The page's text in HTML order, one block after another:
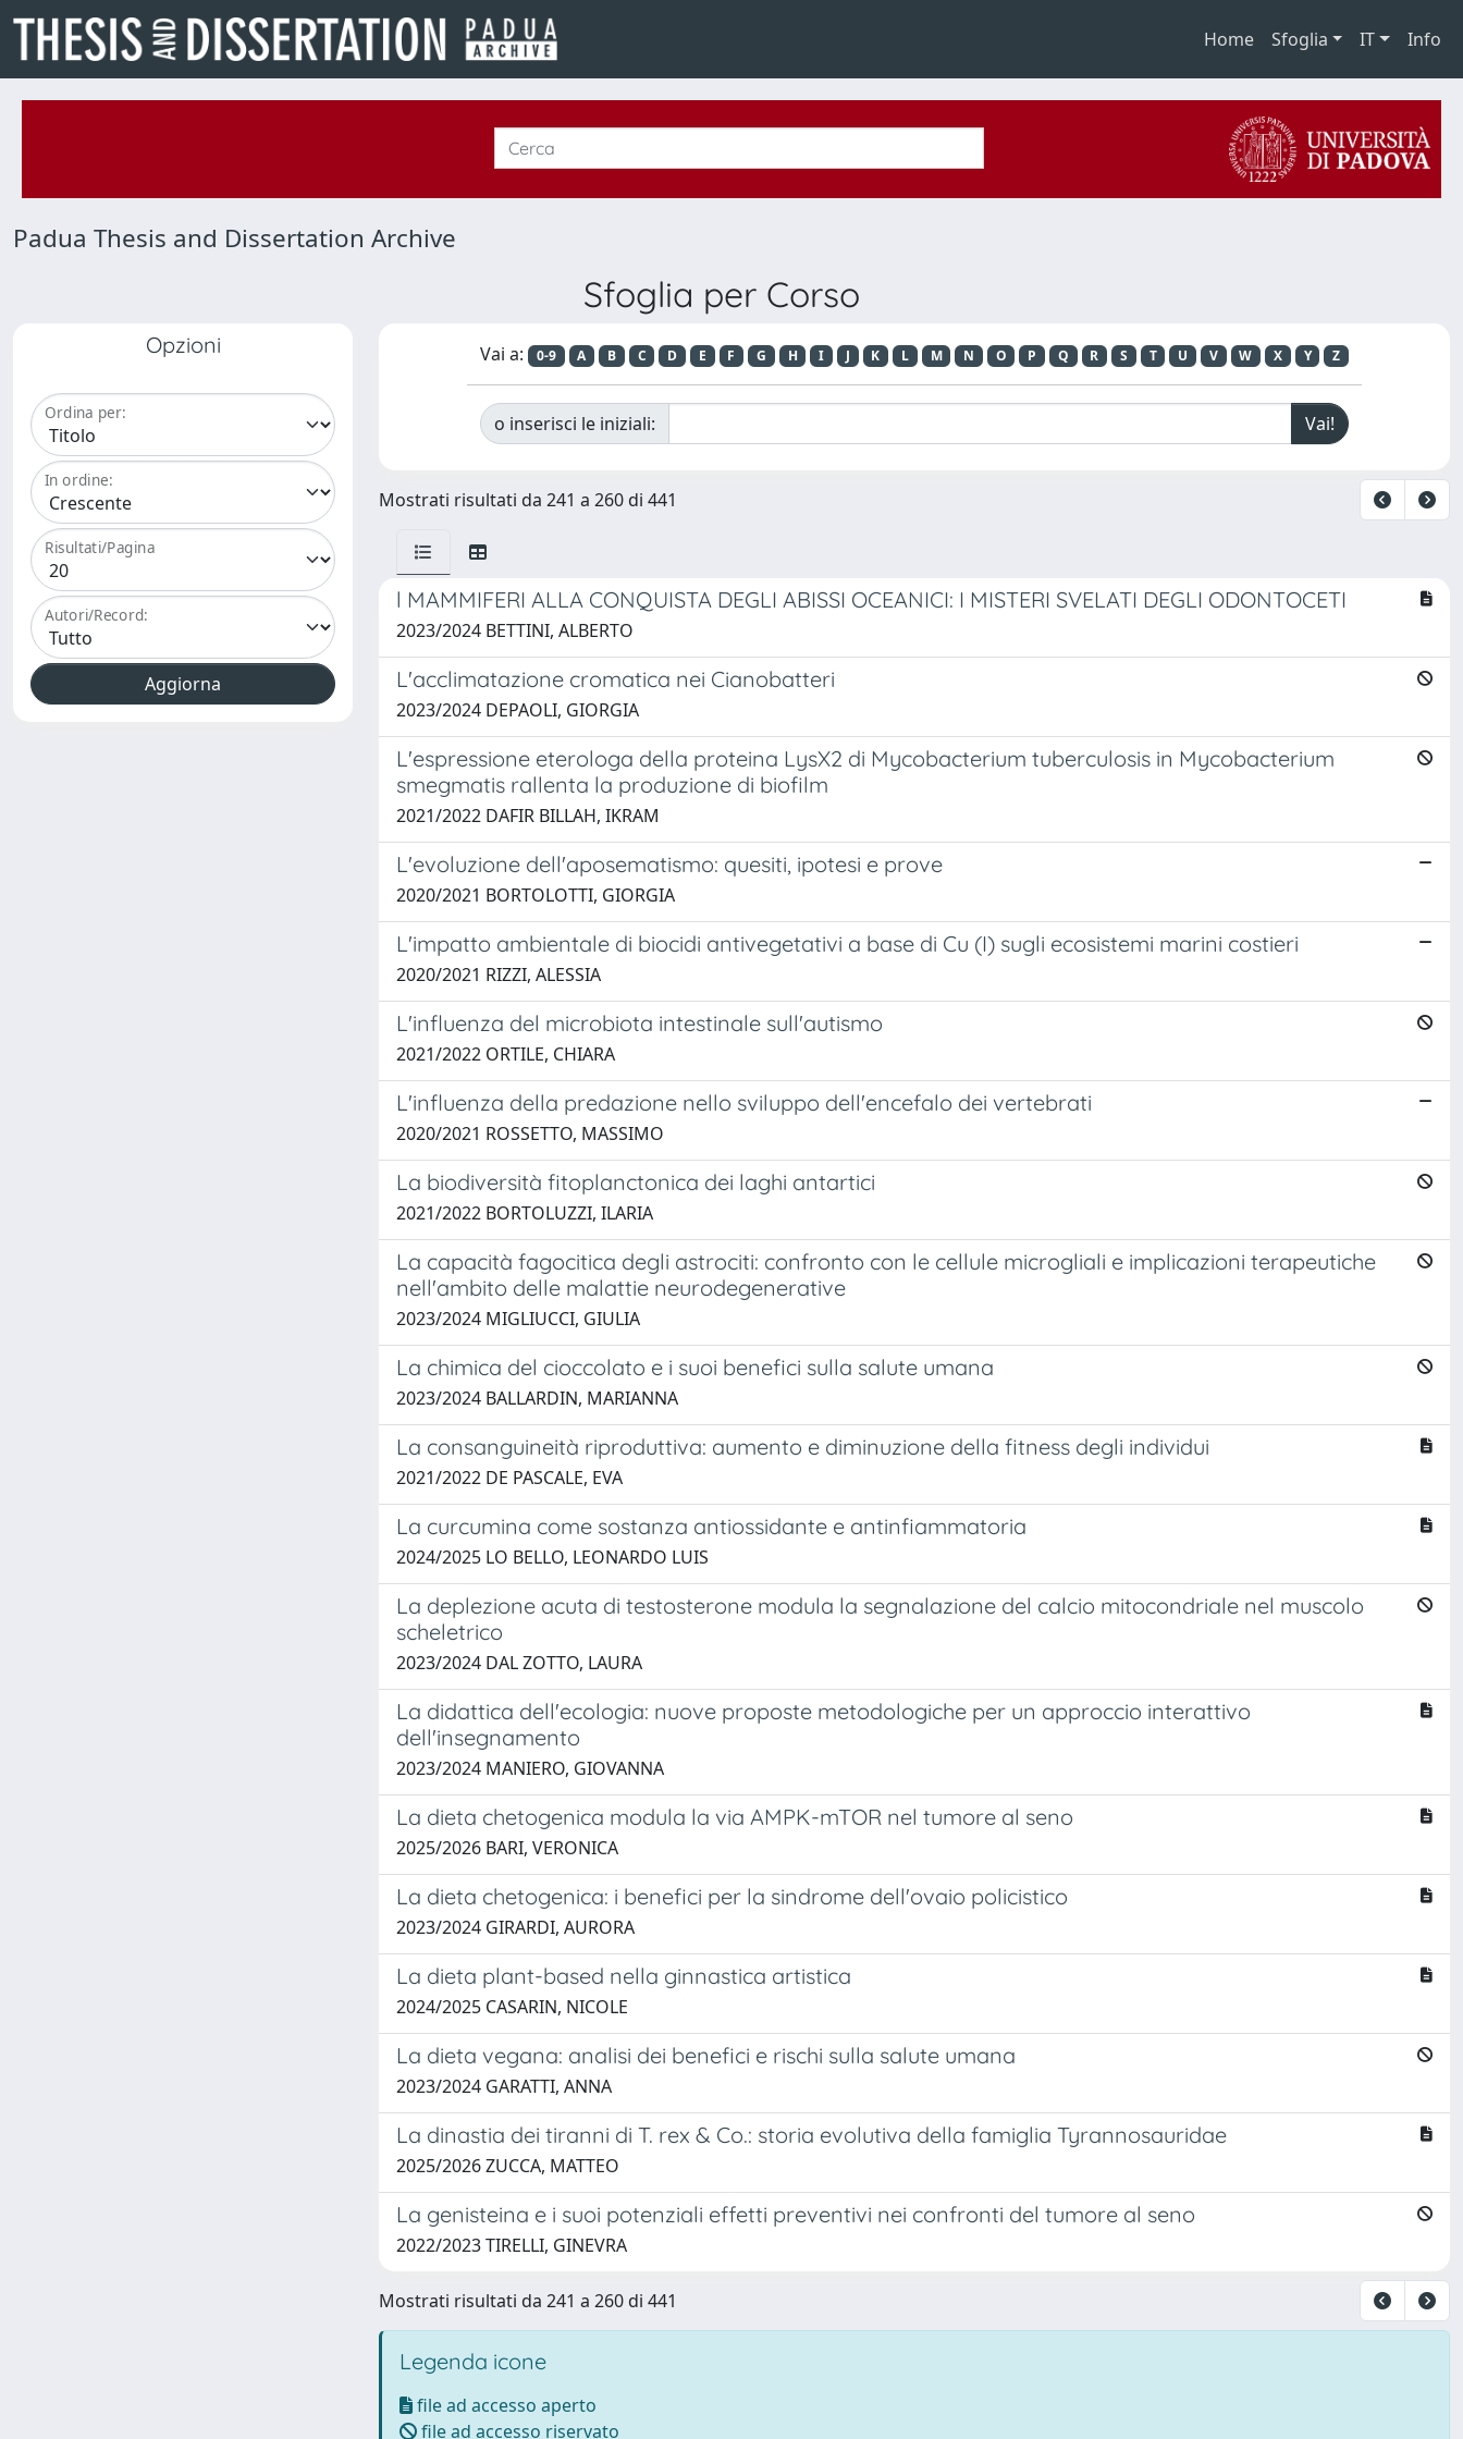
Home Sfoglia IT Info
Padua Thesis and Dissertation Archive
Sfoglia per Corso
Opzioni
Ordina per:
In ordine:
Risultati/Pagina
Autori/Record:
Vai a: 0-9 A B C D E F G H I J K L M N O P Q R S T U V W X Y Z
o inserisci le iniziali:
Mostrati risultati da 241 a 260 di 441
l MAMMIFERI ALLA CONQUISTA DEGLI ABISSI OCEANICI: I MISTERI SVELATI DEGLI ODONTOCETI
2023/2024 BETTINI, ALBERTO
L'acclimatazione cromatica nei Cianobatteri
2023/2024 DEPAOLI, GIORGIA
L'espressione eterologa della proteina LysX2 di Mycobacterium tuberculosis in Mycobacterium
smegmatis rallenta la produzione di biofilm
2021/2022 DAFIR BILLAH, IKRAM
L'evoluzione dell'aposematismo: quesiti, ipotesi e prove
2020/2021 BORTOLOTTI, GIORGIA
L'impatto ambientale di biocidi antivegetativi a base di Cu (I) sugli ecosistemi marini costieri
2020/2021 RIZZI, ALESSIA
L'influenza del microbiota intestinale sull'autismo
2021/2022 ORTILE, CHIARA
L'influenza della predazione nello sviluppo dell'encefalo dei vertebrati
2020/2021 ROSSETTO, MASSIMO
La biodiversità fitoplanctonica dei laghi antartici
2021/2022 BORTOLUZZI, ILARIA
La capacità fagocitica degli astrociti: confronto con le cellule microgliali e implicazioni terapeutiche
nell'ambito delle malattie neurodegenerative
2023/2024 MIGLIUCCI, GIULIA
La chimica del cioccolato e i suoi benefici sulla salute umana
2023/2024 BALLARDIN, MARIANNA
La consanguineità riproduttiva: aumento e diminuzione della fitness degli individui
2021/2022 DE PASCALE, EVA
La curcumina come sostanza antiossidante e antinfiammatoria
2024/2025 LO BELLO, LEONARDO LUIS
La deplezione acuta di testosterone modula la segnalazione del calcio mitocondriale nel muscolo
scheletrico
2023/2024 DAL ZOTTO, LAURA
La didattica dell'ecologia: nuove proposte metodologiche per un approccio interattivo
dell'insegnamento
2023/2024 MANIERO, GIOVANNA
La dieta chetogenica modula la via AMPK-mTOR nel tumore al seno
2025/2026 BARI, VERONICA
La dieta chetogenica: i benefici per la sindrome dell'ovaio policistico
2023/2024 GIRARDI, AURORA
La dieta plant-based nella ginnastica artistica
2024/2025 CASARIN, NICOLE
La dieta vegana: analisi dei benefici e rischi sulla salute umana
2023/2024 GARATTI, ANNA
La dinastia dei tiranni di T. rex & Co.: storia evolutiva della famiglia Tyrannosauridae
2025/2026 ZUCCA, MATTEO
La genisteina e i suoi potenziali effetti preventivi nei confronti del tumore al seno
2022/2023 TIRELLI, GINEVRA
Mostrati risultati da 241 a 260 di 441
Legenda icone
file ad accesso aperto
file ad accesso riservato